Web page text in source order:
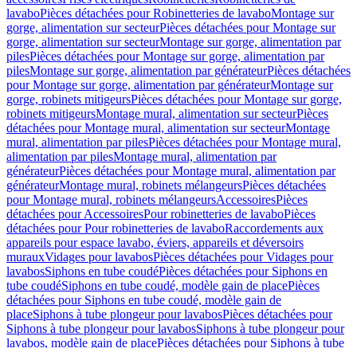
lavaboPièces détachées pour Robinetteries de lavaboMontage sur
gorge, alimentation sur secteurPièces détachées pour Montage sur
gorge, alimentation sur secteurMontage sur gorge, alimentation par
pilesPièces détachées pour Montage sur gorge, alimentation par
pilesMontage sur gorge, alimentation par générateurPièces détachées
pour Montage sur gorge, alimentation par générateurMontage sur
gorge, robinets mitigeursPièces détachées pour Montage sur gorge,
robinets mitigeursMontage mural, alimentation sur secteurPièces
détachées pour Montage mural, alimentation sur secteurMontage
mural, alimentation par pilesPièces détachées pour Montage mural,
alimentation par pilesMontage mural, alimentation par
générateurPièces détachées pour Montage mural, alimentation par
générateurMontage mural, robinets mélangeursPièces détachées
pour Montage mural, robinets mélangeursAccessoiresPièces
détachées pour AccessoiresPour robinetteries de lavaboPièces
détachées pour Pour robinetteries de lavaboRaccordements aux
appareils pour espace lavabo, éviers, appareils et déversoirs
murauxVidages pour lavabosPièces détachées pour Vidages pour
lavabosSiphons en tube coudéPièces détachées pour Siphons en
tube coudéSiphons en tube coudé, modèle gain de placePièces
détachées pour Siphons en tube coudé, modèle gain de
placeSiphons à tube plongeur pour lavabosPièces détachées pour
Siphons à tube plongeur pour lavabosSiphons à tube plongeur pour
lavabos, modèle gain de placePièces détachées pour Siphons à tube